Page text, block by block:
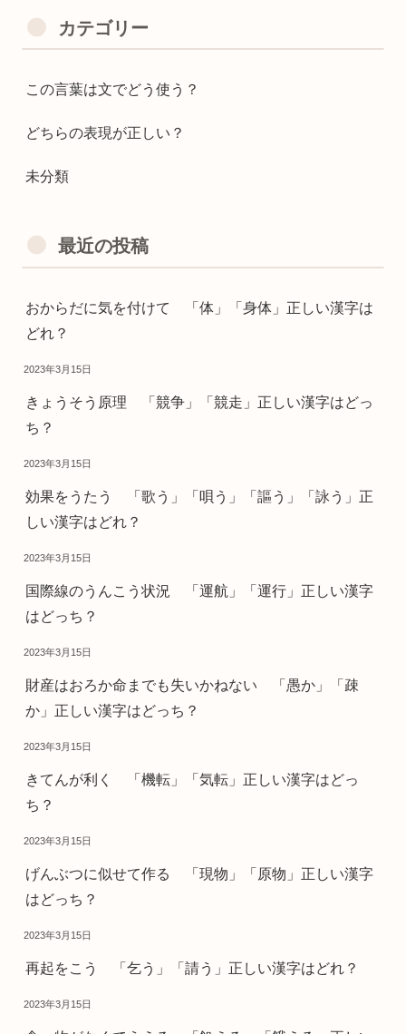
カテゴリー
この言葉は文でどう使う？
どちらの表現が正しい？
未分類
最近の投稿
おからだに気を付けて 「体」「身体」正しい漢字は
どれ？
2023年3月15日
きょうそう原理 「競争」「競走」正しい漢字はどっ
ち？
2023年3月15日
効果をうたう 「歌う」「唄う」「謳う」「詠う」正
しい漢字はどれ？
2023年3月15日
国際線のうんこう状況 「運航」「運行」正しい漢字
はどっち？
2023年3月15日
財産はおろか命までも失いかねない 「愚か」「疎
か」正しい漢字はどっち？
2023年3月15日
きてんが利く 「機転」「気転」正しい漢字はどっ
ち？
2023年3月15日
げんぶつに似せて作る 「現物」「原物」正しい漢字
はどっち？
2023年3月15日
再起をこう 「乞う」「請う」正しい漢字はどれ？
2023年3月15日